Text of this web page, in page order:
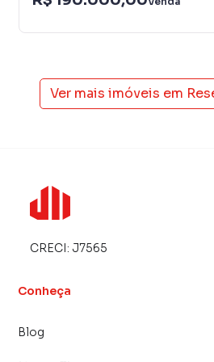
medida que proporcionam mais
todos os moradores.
Mantenha corpo e mente
em um espaço que trará
PLAYGROUND
para que as crianças usem toda a
A infância deve ser mágica e cheia
fantasia.
Ver mais imóveis em
CRECI: J7565
Conheça
Blog